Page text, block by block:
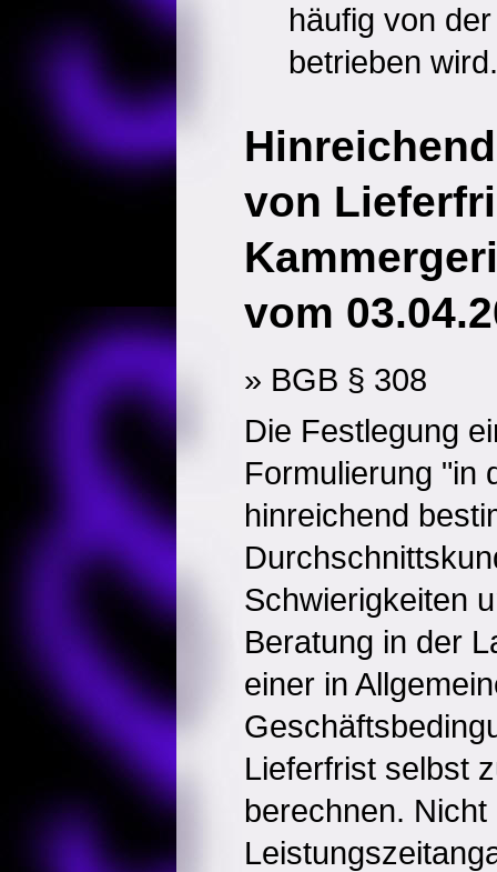
häufig von
betrieben wird.
von
vom
» BGB § 308
Die Festlegung
Formulierung "in
hinreichend
Schwierigkeiten
Beratung in der
einer in
Lieferfrist selbst
berechnen.